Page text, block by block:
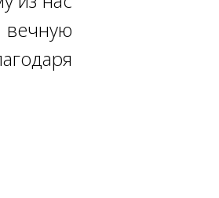
вечную